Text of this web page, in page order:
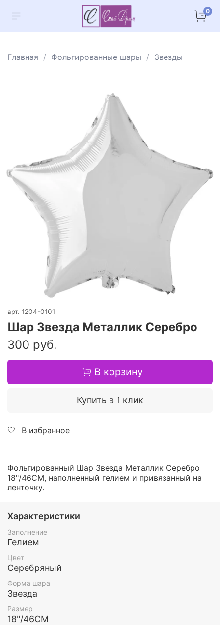
0
Главная Фольгированные шары Звезды
арт. 1204-0101
Шар Звезда Металлик Серебро
300 руб.
В корзину
Купить в 1 клик
В избранное
Фольгированный Шар Звезда Металлик Серебро
18"/46СМ, наполненный гелием и привязанный на
ленточку.
Характеристики
Заполнение
Гелием
Цвет
Серебряный
Форма шара
Звезда
Размер
18"/46СМ